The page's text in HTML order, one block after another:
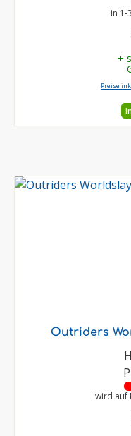
in 1-
+
Preise
Outriders
wird auf